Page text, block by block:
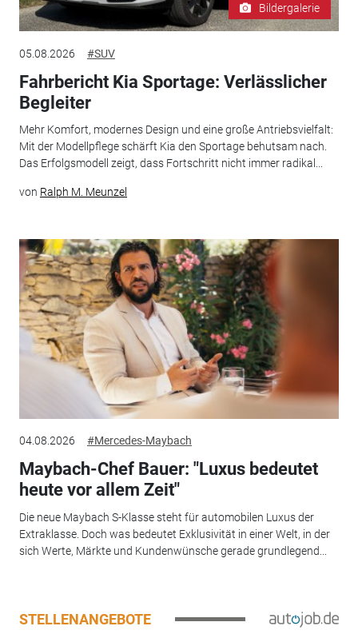
Bildergalerie
05.08.2026 #SUV
Fahrbericht Kia Sportage: Verlässlicher
Begleiter
Mehr Komfort, modernes Design und eine große Antriebsvielfalt:
Mit der Modellpflege schärft Kia den Sportage behutsam nach.
Das Erfolgsmodell zeigt, dass Fortschritt nicht immer radikal...
von Ralph M. Meunzel
04.08.2026 #Mercedes-Maybach
Maybach-Chef Bauer: "Luxus bedeutet
heute vor allem Zeit"
Die neue Maybach S-Klasse steht für automobilen Luxus der
Extraklasse. Doch was bedeutet Exklusivität in einer Welt, in der
sich Werte, Märkte und Kundenwünsche gerade grundlegend...
STELLENANGEBOTE